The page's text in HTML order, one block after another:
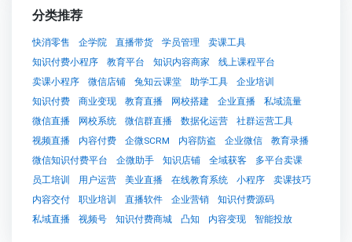
分类推荐
快消零售 企学院 直播带货 学员管理
卖课工具
知识付费小程序
教育平台 知识内容商家
线上课程平台
卖课小程序
微信店铺 兔知云课堂 助学工具
企业培训
知识付费
商业变现 教育直播 网校搭建 企业直播
私域流量
微信直播
网校系统 微信群直播 数据化运营
社群运营工具
视频直播
内容付费 企微SCRM 内容防盗 企业微信
教育录播
微信知识付费平台
企微助手 知识店铺 全域获客
多平台卖课
员工培训
用户运营 美业直播 在线教育系统 小程序
卖课技巧
内容交付
职业培训 直播软件 企业营销
知识付费源码
私域直播
视频号 知识付费商城 凸知 内容变现 智能投放